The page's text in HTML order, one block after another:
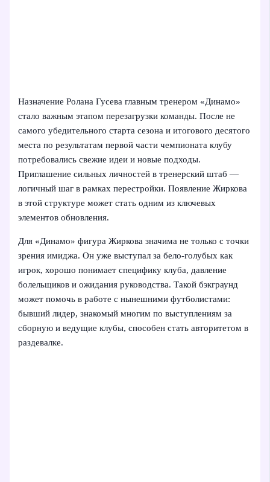
Назначение Ролана Гусева главным тренером «Динамо»
стало важным этапом перезагрузки команды. После не
самого убедительного старта сезона и итогового десятого
места по результатам первой части чемпионата клубу
потребовались свежие идеи и новые подходы.
Приглашение сильных личностей в тренерский штаб —
логичный шаг в рамках перестройки. Появление Жиркова
в этой структуре может стать одним из ключевых
элементов обновления.
Для «Динамо» фигура Жиркова значима не только с точки
зрения имиджа. Он уже выступал за бело‑голубых как
игрок, хорошо понимает специфику клуба, давление
болельщиков и ожидания руководства. Такой бэкграунд
может помочь в работе с нынешними футболистами:
бывший лидер, знакомый многим по выступлениям за
сборную и ведущие клубы, способен стать авторитетом в
раздевалке.